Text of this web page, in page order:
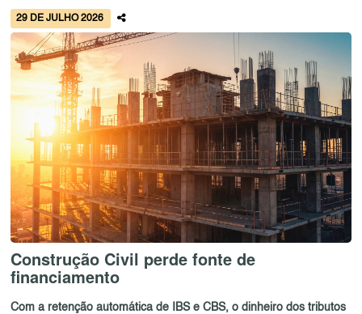
29 DE JULHO 2026
Construção Civil perde fonte de
financiamento
Com a retenção automática de IBS e CBS, o dinheiro dos tributos